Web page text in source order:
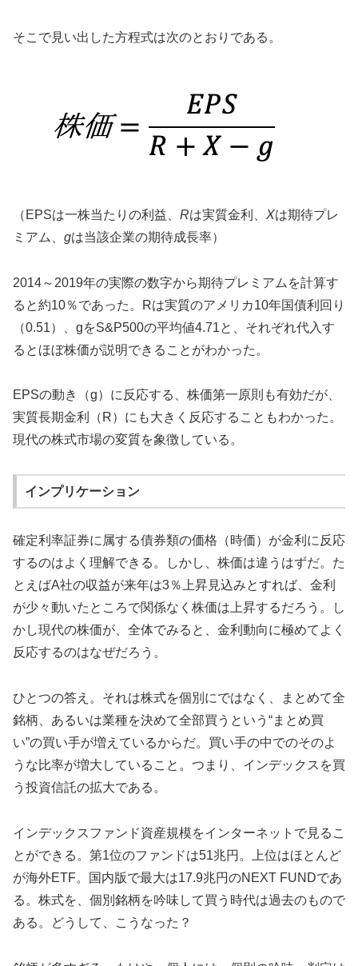
そこで見い出した方程式は次のとおりである。
（EPSは一株当たりの利益、 Rは実質金利、 Xは期待プレ
ミアム、 gは当該企業の期待成長率）
2014～2019年の実際の数字から期待プレミアムを計算す
ると約10％であった。Rは実質のアメリカ10年国債利回り
（0.51）、gをS&P500の平均値4.71と、それぞれ代入す
るとほぼ株価が説明できることがわかった。
EPSの動き（g）に反応する、株価第一原則も有効だが、
実質長期金利（R）にも大きく反応することもわかった。
現代の株式市場の変質を象徴している。
インプリケーション
確定利率証券に属する債券類の価格（時価）が金利に反応
するのはよく理解できる。しかし、株価は違うはずだ。た
とえばA社の収益が来年は3％上昇見込みとすれば、金利
が少々動いたところで関係なく株価は上昇するだろう。し
かし現代の株価が、全体でみると、金利動向に極めてよく
反応するのはなぜだろう。
ひとつの答え。それは株式を個別にではなく、まとめて全
銘柄、あるいは業種を決めて全部買うという“まとめ買
い”の買い手が増えているからだ。買い手の中でのそのよ
うな比率が増大していること。つまり、インデックスを買
う投資信託の拡大である。
インデックスファンド資産規模をインターネットで見るこ
とができる。第1位のファンドは51兆円。上位はほとんど
が海外ETF。国内版で最大は17.9兆円のNEXT FUNDであ
る。株式を、個別銘柄を吟味して買う時代は過去のもので
ある。どうして、こうなった？